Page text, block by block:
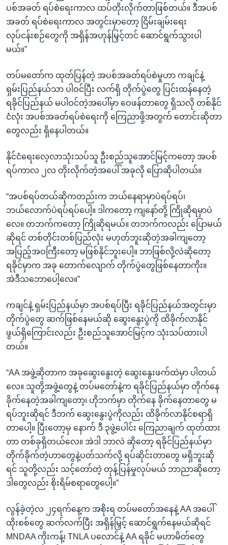
ပစ်အခတ် ရပ်စဲရေးကာလ ထပ်တိုးလိုက်တာဖြစ်တယ်။ ဒီအပစ်
အခတ် ရပ်စဲရေးကာလ အတွင်းမှာတော့ ငြိမ်းချမ်းရေး
လုပ်ငန်းစဉ်တွေကို အရှိန်အဟုန်မြှင့်တင် ဆောင်ရွက်သွားပါ
မယ်။”
တပ်မတော်က ထုတ်ပြန်တဲ့ အပစ်အခတ်ရပ်စဲမှုဟာ ကချင်နဲ့
ရှမ်းပြည်နယ်သာ ပါဝင်ပြီး လက်ရှိ တိုက်ပွဲတွေ ပြင်းထန်နေတဲ့
ရခိုင်ပြည်နယ် မပါဝင်တဲ့အပေါ်မှာ ဝေဖန်တာတွေ ရှိသလို တစ်နိုင်
ငံလုံး အပစ်အခတ်ရပ်စဲရေးကို ကြေညာဖို့အတွက် တောင်းဆိုတာ
တွေလည်း ရှိနေပါတယ်။
နိုင်ငံရေးလေ့လာသုံးသပ်သူ ဦးစည်သူအောင်မြင့်ကတော့ အပစ်
ရပ်ကာလ ၂လ တိုးလိုက်တဲ့အပေါ် အခုလို ပြောဆိုပါတယ်။
“အပစ်ရပ်တယ်ဆိုကတည်းက ဘယ်နေရာမှာပဲရပ်ရပ်၊
ဘယ်လောက်ပဲရပ်ရပ်ပေါ့။ ဒါကတော့ ကျနော်တို့ ကြိုဆိုရမှာပဲ
လေ။ တဘက်ကတော့ ကြိုဆိုရမယ်။ တဘက်ကလည်း ပြောမယ်
ဆိုရင် တစ်တိုင်းတစ်ပြည်လုံး မဟုတ်ဘူးဆိုတဲ့အခါကျတော့
အပြည့်အဝကြီးတော့ မဖြစ်နိုင်ဘူးပေါ့။ ဘာဖြစ်လို့လဲဆိုတော့
ရခိုင်မှာက အခု တောက်လျောက် တိုက်ပွဲတွေဖြစ်နေတာကိုး။
အဲဒီသဘောပေါ့လေ။”
ကချင်နဲ့ ရှမ်းပြည်နယ်မှာ အပစ်ရပ်ပြီး ရခိုင်ပြည်နယ်အတွင်းမှာ
တိုက်ပွဲတွေ ဆက်ဖြစ်နေမယ်ဆို ဆွေးနွေးပွဲကို ထိခိုက်လာနိုင်
ဖွယ်ရှိကြောင်းလည်း ဦးစည်သူအောင်မြင့်က သုံးသပ်ထားပါ
တယ်။
“AA အဖွဲ့ဆိုတာက အခုဆွေးနွေးတဲ့ ဆွေးနွေးဖက်ထဲမှာ ပါတယ်
လေ။ သူတို့အဖွဲ့တွေနဲ့ တပ်မတော်နဲ့က ရခိုင်ပြည်နယ်မှာ တိုက်နေ
ခိုက်နေတဲ့အခါကျတော့၊ ဟိုဘက်မှာ တိုက်နေ ခိုက်နေတာတွေ မ
ရပ်ဘူးဆိုရင် ဒီဘက် ဆွေးနွေးပွဲကိုလည်း ထိခိုက်လာနိုင်စရာရှိ
တာပေါ့။ ပြီးတော့မှ နောက် ဒီ ၃ဖွဲ့ပေါင်း ကြေညာချက် ထုတ်ထား
တာ တစ်ခုရှိတယ်လေ။ အဲဒါ ဘာလဲ ဆိုတော့ ရခိုင်ပြည်နယ်မှာ
တိုက်ခိုက်တဲ့ဟာတွေနဲ့ပတ်သက်လို့ ရပ်ဆိုင်းတာတွေ မရှိဘူးဆို
ရင် သူတို့လည်း သင့်တော်တဲ့ တုန့်ပြန်မှုလုပ်မယ် ဘာညာဆိုတော့
ဒါတွေလည်း စိုးရိမ်စရာတွေပေါ့။”
လွန်ခဲ့တဲ့လ ၂၄ရက်နေ့က အစိုးရ တပ်မတော်အနေနဲ့ AA အပေါ်
ထိုးစစ်တွေ ဆက်လက်ပြီး အရှိန်မြှင့် ဆောင်ရွက်နေမယ်ဆိုရင်
MNDAA ကိုးကန့်၊ TNLA ပလောင်နဲ့ AA ရခိုင် မဟာမိတ်တွေ